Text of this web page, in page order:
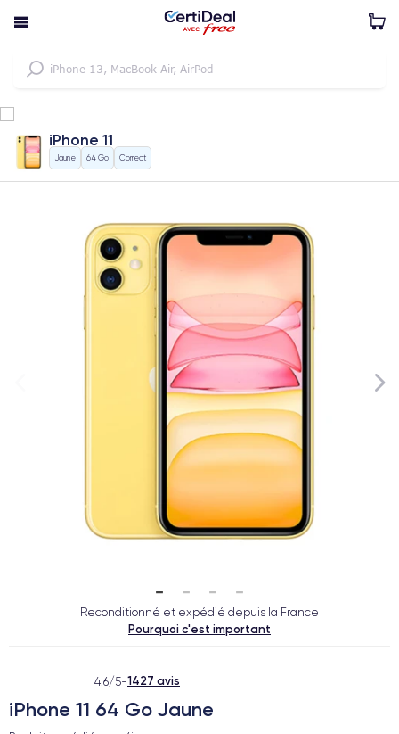
iPhone 11
Jaune 64 Go Correct
Reconditionné et expédié depuis la France
Pourquoi c'est important
4.6/5-1427 avis
iPhone 11 64 Go Jaune